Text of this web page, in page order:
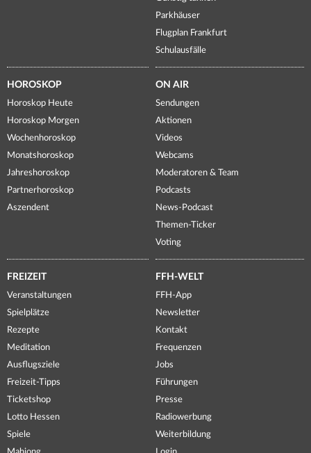
Parkhäuser
Flugplan Frankfurt
Schulausfälle
HOROSKOP
Horoskop Heute
Horoskop Morgen
Wochenhoroskop
Monatshoroskop
Jahreshoroskop
Partnerhoroskop
Aszendent
ON AIR
Sendungen
Aktionen
Videos
Webcams
Moderatoren & Team
Podcasts
News-Podcast
Themen-Ticker
Voting
FREIZEIT
Veranstaltungen
Spielplätze
Rezepte
Meditation
Ausflugsziele
Freizeit-Tipps
Ticketshop
Lotto Hessen
Spiele
FFH-WELT
FFH-App
Newsletter
Kontakt
Frequenzen
Jobs
Führungen
Presse
Radiowerbung
Weiterbildung